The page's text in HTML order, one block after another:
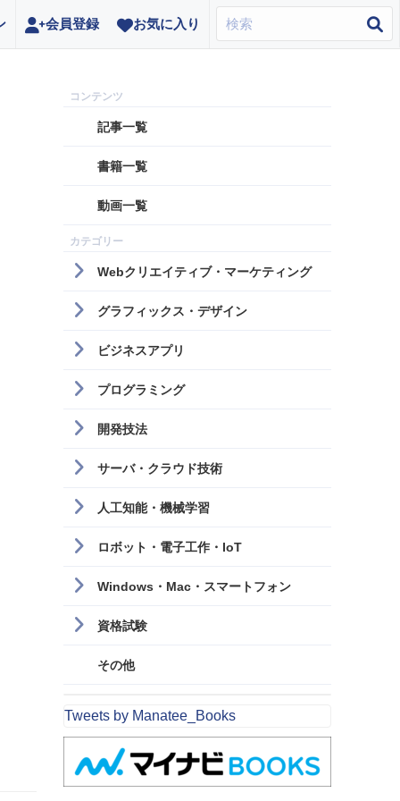
会員登録 お気に入り
記事一覧
書籍一覧
動画一覧
Webクリエイティブ・マーケティング
グラフィックス・デザイン
ビジネスアプリ
プログラミング
開発技法
サーバ・クラウド技術
人工知能・機械学習
ロボット・電子工作・IoT
Windows・Mac・スマートフォン
資格試験
その他
Tweets by Manatee_Books